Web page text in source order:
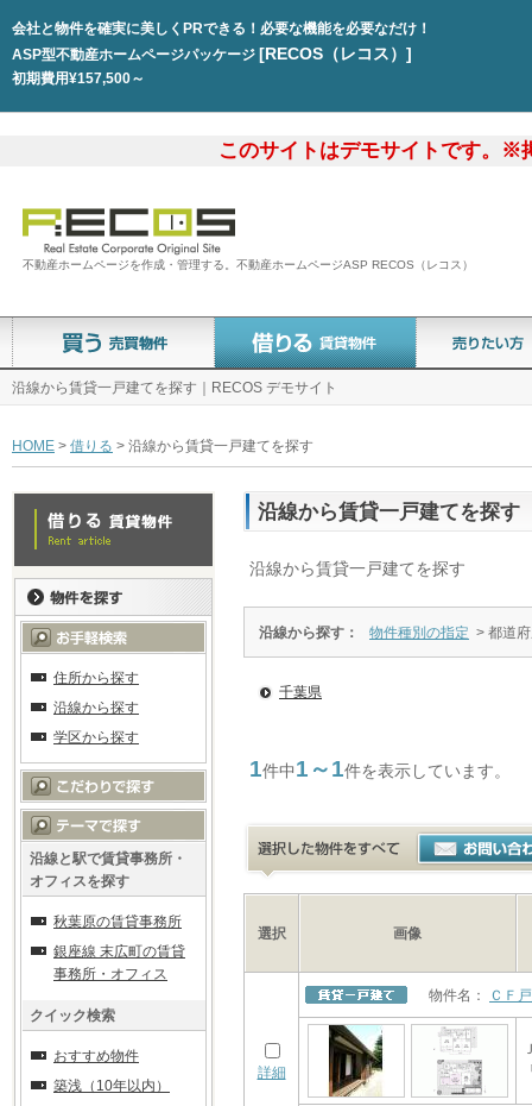
会社と物件を確実に美しくPRできる！必要な機能を必要なだけ！
ASP型不動産ホームページパッケージ [RECOS（レコス）]
初期費用¥157,500～
このサイトはデモサイトです。※
不動産ホームページを作成・管理する。不動産ホームページASP RECOS（レコス）
沿線から賃貸一戸建てを探す｜RECOS デモサイト
HOME > 借りる > 沿線から賃貸一戸建てを探す
沿線から賃貸一戸建てを探す
沿線から賃貸一戸建てを探す
沿線から探す： 物件種別の指定 > 都道
千葉県
1件中1～1件を表示しています。
選択 画像
詳細
物件名： ＣＦ
住所から探す
沿線から探す
学区から探す
沿線と駅で賃貸事務所・
オフィスを探す
秋葉原の賃貸事務所
銀座線 末広町の賃貸
事務所・オフィス
クイック検索
おすすめ物件
築浅（10年以内）